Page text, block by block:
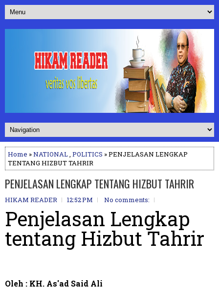
Home »NATIONAL, POLITICS » PENJELASAN LENGKAP
TENTANG HIZBUT TAHRIR
PENJELASAN LENGKAP TENTANG HIZBUT TAHRIR
HIKAM READER 12:52 PM No comments:
Penjelasan Lengkap
tentang Hizbut Tahrir
Oleh : KH. As'ad Said Ali